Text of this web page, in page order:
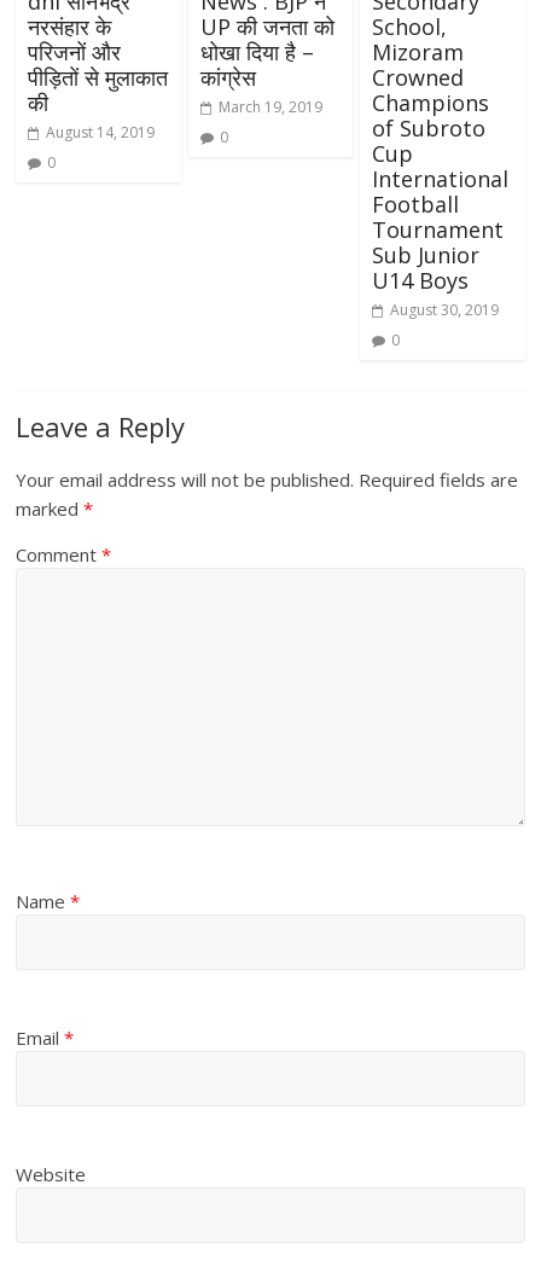
नरसंहार के
परिजनों और
पीड़ितों से मुलाकात
की
August 14, 2019
0
UP की जनता को
धोखा दिया है –
कांग्रेस
March 19, 2019
0
School,
Mizoram
Crowned
Champions
of Subroto
Cup
International
Football
Tournament
Sub Junior
U14 Boys
August 30, 2019
0
Leave a Reply
Your email address will not be published. Required fields are
marked*
Comment*
Name*
Email*
Website